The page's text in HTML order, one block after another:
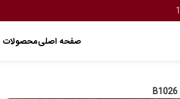
صفحه اصلیمحصولات